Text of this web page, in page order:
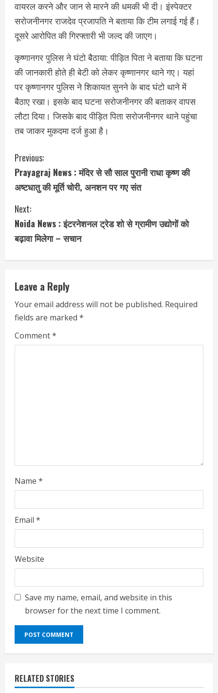
वायरल करने और जान से मारने की धमकी भी दी। इंस्पेक्टर
सरोजनीनगर राजदेव प्रजापति ने बताया कि टीम लगाई गई हैं।
दूसरे आरोपित की गिरफ्तारी भी जल्द की जाएग।
कृष्णानगर पुलिस ने घंटो बैठाया: पीड़ित पिता ने बताया कि घटना
की जानकारी होते ही बेटी को लेकर कृष्णानगर थाने गए। यहां
पर कृष्णानगर पुलिस ने शिकायत सुनने के बाद घंटो थाने में
बैठाए रखा। इसके बाद घटना सरोजनीनगर की बताकर वापस
लौटा दिया। जिसके बाद पीड़ित पिता सरोजनीनगर थाने पहुंचा
तब जाकर मुकदमा दर्ज हुआ है।
C
o
n
t
i
n
u
e
R
e
Previous:
Prayagraj News : मंदिर से सौ साल पुरानी राधा कृष्ण की
अष्टधातु की मूर्ति चोरी, अनशन पर गए संत
Next:
Noida News : इंटरनेशनल ट्रेड शो से ग्रामीण उद्योगों को
बढ़ावा मिलेगा – सचान
Leave a Reply
Your email address will not be published. Required
fields are marked *
Comment*
Name *
Email *
Website
Save my name, email, and website in this
browser for the next time I comment.
RELATED STORIES